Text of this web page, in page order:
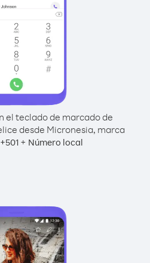
el teclado de marcado de
desde Micronesia, marca
+501 + Número local